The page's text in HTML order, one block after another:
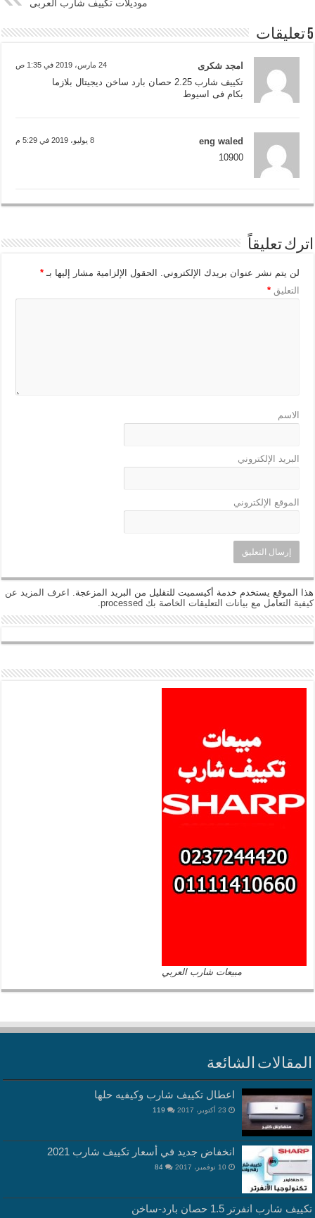
موديلات تكييف شارب العربى
5 تعليقات
امجد شكرى 24 مارس، 2019 في 1:35 ص
تكييف شارب 2.25 حصان بارد ساخن ديجيتال بلازما
بكام فى اسيوط
eng waled 8 يوليو، 2019 في 5:29 م
10900
اترك تعليقاً
لن يتم نشر عنوان بريدك الإلكتروني. الحقول الإلزامية مشار إليها بـ*
التعليق*
الاسم
البريد الإلكتروني
الموقع الإلكتروني
هذا الموقع يستخدم خدمة أكيسميت للتقليل من البريد المزعجة.
اعرف المزيد عن
كيفية التعامل مع بيانات التعليقات الخاصة بك processed
.
مبيعات شارب العربي
المقالات الشائعة
اعطال تكييف شارب وكيفيه حلها
23 أكتوبر، 2017 119
انخفاض جديد في أسعار تكييف شارب 2021
10 نوفمبر، 2017 84
تكييف شارب انفرتر 1.5 حصان بارد-ساخن